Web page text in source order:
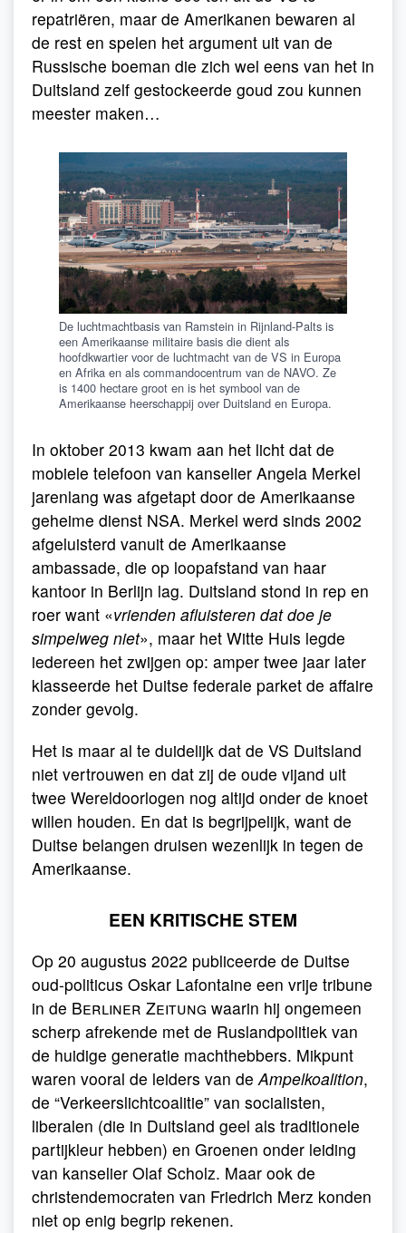
repatriëren, maar de Amerikanen bewaren al
de rest en spelen het argument uit van de
Russische boeman die zich wel eens van het in
Duitsland zelf gestockeerde goud zou kunnen
meester maken…
De luchtmachtbasis van Ramstein in Rijnland-Palts is
een Amerikaanse militaire basis die dient als
hoofdkwartier voor de luchtmacht van de VS in Europa
en Afrika en als commandocentrum van de NAVO. Ze
is 1400 hectare groot en is het symbool van de
Amerikaanse heerschappij over Duitsland en Europa.
In oktober 2013 kwam aan het licht dat de
mobiele telefoon van kanselier Angela Merkel
jarenlang was afgetapt door de Amerikaanse
geheime dienst NSA. Merkel werd sinds 2002
afgeluisterd vanuit de Amerikaanse
ambassade, die op loopafstand van haar
kantoor in Berlijn lag. Duitsland stond in rep en
roer want «vrienden afluisteren dat doe je
simpelweg niet», maar het Witte Huis legde
iedereen het zwijgen op: amper twee jaar later
klasseerde het Duitse federale parket de affaire
zonder gevolg.
Het is maar al te duidelijk dat de VS Duitsland
niet vertrouwen en dat zij de oude vijand uit
twee Wereldoorlogen nog altijd onder de knoet
willen houden. En dat is begrijpelijk, want de
Duitse belangen druisen wezenlijk in tegen de
Amerikaanse.
EEN KRITISCHE STEM
Op 20 augustus 2022 publiceerde de Duitse
oud-politicus Oskar Lafontaine een vrije tribune
in de Berliner Zeitung waarin hij ongemeen
scherp afrekende met de Ruslandpolitiek van
de huidige generatie machthebbers. Mikpunt
waren vooral de leiders van deAmpelkoalition,
de “Verkeerslichtcoalitie” van socialisten,
liberalen (die in Duitsland geel als traditionele
partijkleur hebben) en Groenen onder leiding
van kanselier Olaf Scholz. Maar ook de
christendemocraten van Friedrich Merz konden
niet op enig begrip rekenen.